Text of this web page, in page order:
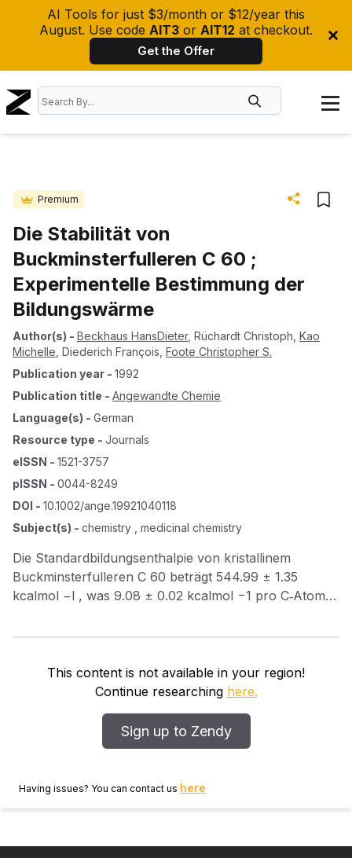
AI Tools for just $3/month or $12/year this
August. Use code AIT3 or AIT12 at checkout.
Get the Offer
Premium
Die Stabilität von
Buckminsterfulleren C 60 ;
Experimentelle Bestimmung der
Bildungswärme
Author(s) - Beckhaus HansDieter, Rüchardt Christoph Kao
Michelle Diederich François Foote Christopher S.
Publication year - 1992
Publication title - Angewandte Chemie
Language(s) - German
Resource type - Journals
eISSN - 1521-3757
pISSN - 0044-8249
DOI - 10.1002/ange.19921040118
Subject(s) - chemistry , medicinal chemistry
Die Standardbildungsenthalpie von kristallinem
Buckminsterfulleren C 60 beträgt 544.99 ± 1.35
kcalmol −l , was 9.08 ± 0.02 kcalmol −1 pro C‐Atom
Bestimmung der Verbrennungswärme von
theoretisch vorausgesagten Bildungswärmen für C 60
stimmt die mit dem Kraftfeld MM3 erhaltene (δ H f o
experimentellen überein.
This content is not available in your region!
Continue researching here.
Sign up to Zendy
Having issues? You can contact us here